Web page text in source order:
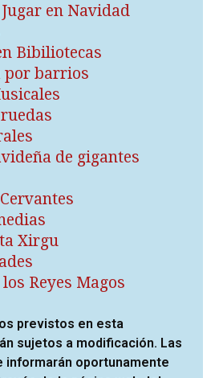
en Navidad
Bibiliotecas
por barrios
de gigantes
Xirgu
Reyes Magos
previstos en esta
sujetos a modificación. Las
informarán oportunamente